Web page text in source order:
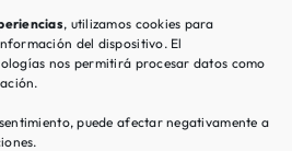
, utilizamos cookies para
del dispositivo. El
nos permitirá procesar datos como
puede afectar negativamente a
tratamientos
de
Psicología